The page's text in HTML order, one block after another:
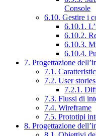
Console
6.10. Gestire i
6.10.1.
6.10.2.
6.10.3.
6.10.4.
7. Progettazione
7.1.
7.2. User
7.2.1.
7.3. Flussi di
7.4. Wireframe
7.5. Prototipi
8. Progettazione